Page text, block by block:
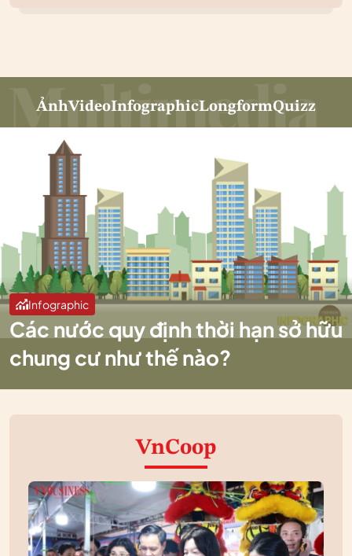
ẢnhVideoInfographicLongformQuizz
Infographic
Các nước quy định thời hạn sở hữu
chung cư như thế nào?
VnCoop